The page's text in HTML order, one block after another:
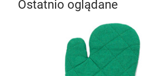
Ostatnio oglądane